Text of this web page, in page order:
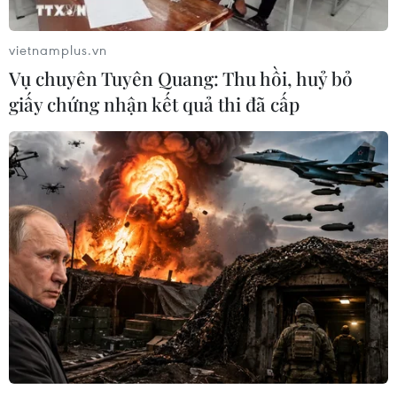
#Thử nghiệm
#Viettel TP. Đà Nẵng Áo
Theo dõi VietnamPlus
TIN CÙNG CHUYÊN MỤC
vietnamplus.vn
Vụ chuyên Tuyên Quang: Thu hồi, huỷ bỏ
giấy chứng nhận kết quả thi đã cấp